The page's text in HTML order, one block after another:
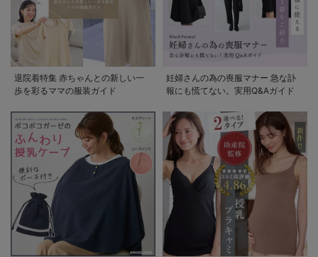
退院着特集 赤ちゃんとの新しい一
歩を彩るママの服装ガイド
妊婦さんの為の喪服マナー 急な訃
報にも慌てない。実用Q&Aガイド